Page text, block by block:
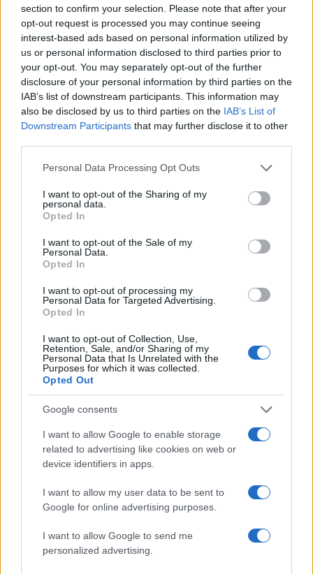
section to confirm your selection. Please note that after your
opt-out request is processed you may continue seeing
interest-based ads based on personal information utilized by
us or personal information disclosed to third parties prior to
your opt-out. You may separately opt-out of the further
disclosure of your personal information by third parties on the
IAB’s list of downstream participants. This information may
also be disclosed by us to third parties on the IAB’s List of
Downstream Participants that may further disclose it to other
Please note that this website/app uses one or more Google
not limited to your visit or usage behaviour. You may click to
grant or deny consent to Google and its third-party tags to
use your data for below specified purposes in below Google
consent section.
Personal Data Processing Opt Outs
I want to opt-out of the Sharing of my
personal data.
Opted In
I want to opt-out of the Sale of my
Personal Data.
Opted In
I want to opt-out of processing my
Personal Data for Targeted Advertising.
Opted In
I want to opt-out of Collection, Use,
Retention, Sale, and/or Sharing of my
Personal Data that Is Unrelated with the
Purposes for which it was collected.
Opted Out
Google consents
I want to allow Google to enable storage
related to advertising like cookies on web or
device identifiers in apps.
I want to allow my user data to be sent to
Google for online advertising purposes.
I want to allow Google to send me
personalized advertising.
Σχόλια
Σχολίασε εδώ
2000 /2000
Υποβολή σχολίου
. Το site προστατεύεται από reCAPTCHA, ισχύουν
Lifestyle
ΣΤΑΜΑΤΗΣ ΚΡΑΟΥΝΑΚΗΣ
Marfin: Απολογείται
σήμερα η 46χρονη που
έφτασε από τη Βρετανία –
Η μεταγωγή στην Ελλάδα
και τα στοιχεία που την
Προσωρινά
δήμαρχος, ο μηχανικός
ο ιδιοκτήτης του
Πόρτο Γερμενό και